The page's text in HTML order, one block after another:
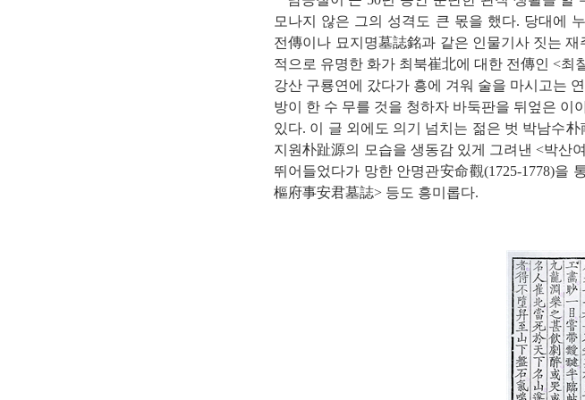
모나지 않은 그의 성격도 큰 몫을 했다. 당대에
전傳이나 묘지명墓誌銘과 같은 인물기사 짓는
적으로 유명한 화가 최북崔北에 대한 전傳인 <
강산 구룡연에 갔다가 흥에 겨워 술을 마시고는
방이 한 수 무를 것을 청하자 바둑판을 뒤엎은 이
있다. 이 글 외에도 의기 넘치는 젊은 벗 박남수
지원朴趾源의 모습을 생동감 있게 그려낸 <박산
뛰어들었다가 망한 안명관安命觀(1725-1778)을
樞府事安君墓誌> 등도 흥미롭다.